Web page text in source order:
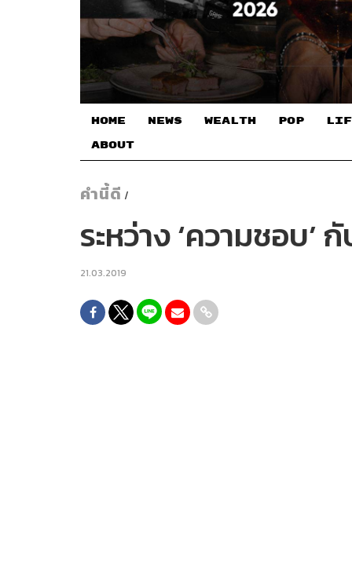
HOME NEWS WEALTH POP
ABOUT
คำนี้ดี /
ระหว่าง ‘ความชอบ’
21.03.2019